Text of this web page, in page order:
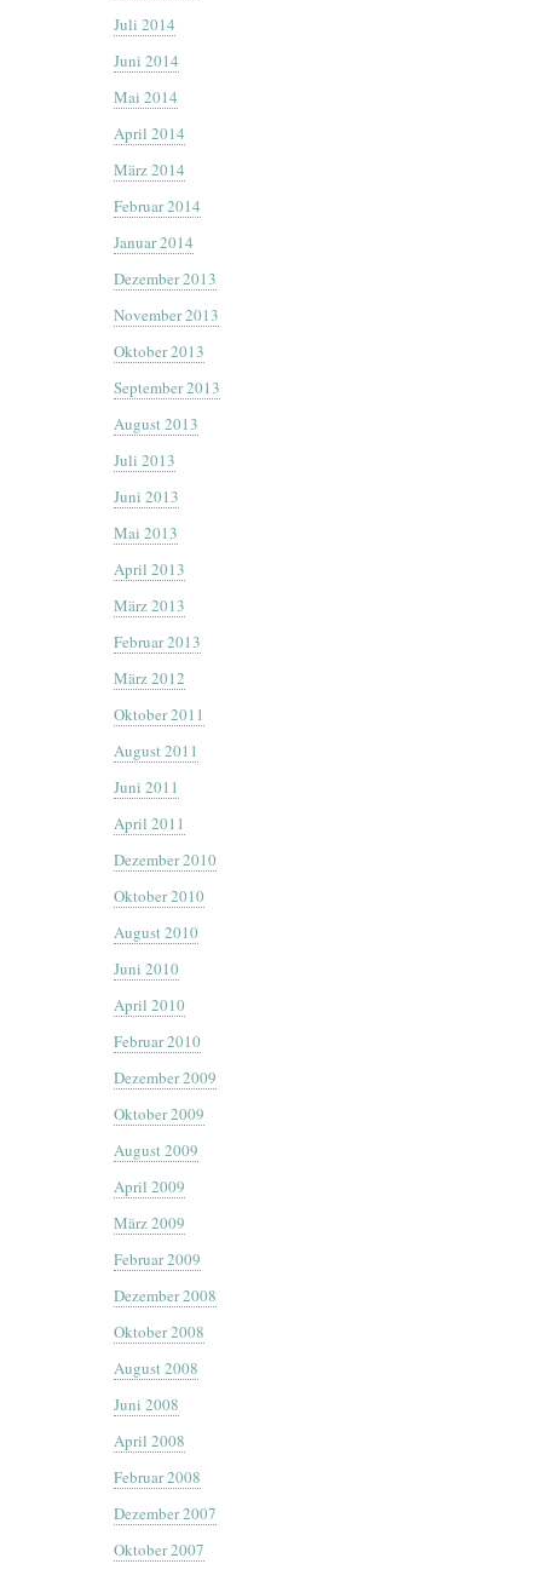
Juli 2014
Juni 2014
Mai 2014
April 2014
März 2014
Februar 2014
Januar 2014
Dezember 2013
November 2013
Oktober 2013
September 2013
August 2013
Juli 2013
Juni 2013
Mai 2013
April 2013
März 2013
Februar 2013
März 2012
Oktober 2011
August 2011
Juni 2011
April 2011
Dezember 2010
Oktober 2010
August 2010
Juni 2010
April 2010
Februar 2010
Dezember 2009
Oktober 2009
August 2009
April 2009
März 2009
Februar 2009
Dezember 2008
Oktober 2008
August 2008
Juni 2008
April 2008
Februar 2008
Dezember 2007
Oktober 2007